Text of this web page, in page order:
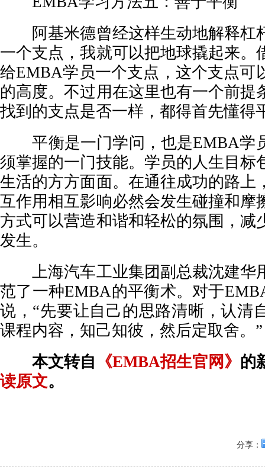
阿基米德曾经这样生动地解释杠
一个支点，我就可以把地球撬起来。
给EMBA学员一个支点，这个支点可
的高度。不过用在这里也有一个前提
找到的支点是否一样，都得首先懂得
平衡是一门学问，也是EMBA学
须掌握的一门技能。学员的人生目标
生活的方方面面。在通往成功的路上
互作用相互影响必然会发生碰撞和摩
方式可以营造和谐和轻松的氛围，减
发生。
上海汽车工业集团副总裁沈建华
范了一种EMBA的平衡术。对于
说，“先要让自己的思路清晰，认清
课程内容，知己知彼，然后定取舍。”
本文转自
《EMBA招生官网》 的
读原文。
分享：